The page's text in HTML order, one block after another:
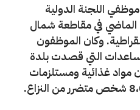
اللجنة الدولية
الماضي في مقاطعة شمال
وكان الموظفون
التي قصدت بلدة
مواد غذائية ومستلزمات